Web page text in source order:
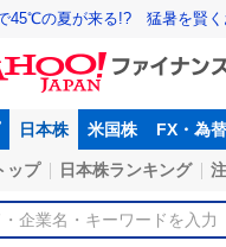
45℃の夏が来る!? 猛暑を賢く
日本株 米国株 FX・為替
ップ 日本株ランキング